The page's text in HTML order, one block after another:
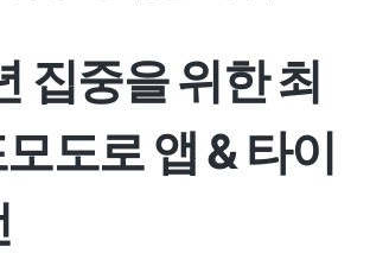
집중을 위한 최
도로 앱 & 타이